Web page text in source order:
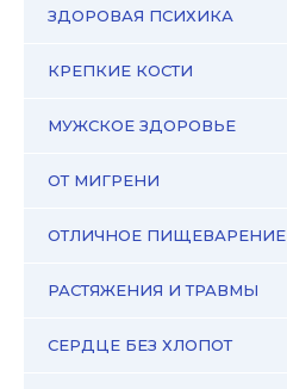
ЗДОРОВАЯ ПСИХИКА
КРЕПКИЕ КОСТИ
МУЖСКОЕ ЗДОРОВЬЕ
ОТ МИГРЕНИ
ОТЛИЧНОЕ ПИЩЕВАРЕНИЕ
РАСТЯЖЕНИЯ И ТРАВМЫ
СЕРДЦЕ БЕЗ ХЛОПОТ